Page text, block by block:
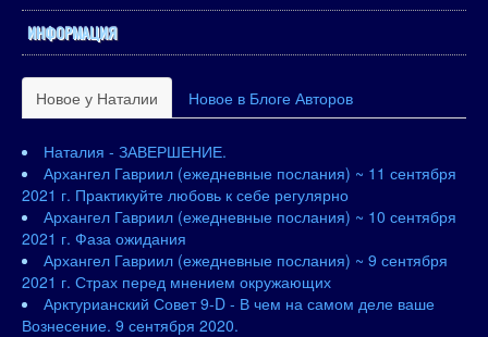
ИНФОРМАЦИЯ
Новое у Наталии Новое в Блоге Авторов
Наталия - ЗАВЕРШЕНИЕ.
Архангел Гавриил (ежедневные послания) ~ 11 сентября
2021 г. Практикуйте любовь к себе регулярно
Архангел Гавриил (ежедневные послания) ~ 10 сентября
2021 г. Фаза ожидания
Архангел Гавриил (ежедневные послания) ~ 9 сентября
2021 г. Страх перед мнением окружающих
Арктурианский Совет 9-D - В чем на самом деле ваше
Вознесение. 9 сентября 2020.